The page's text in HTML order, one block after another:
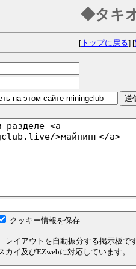
◆タキ
[トップに戻る] [
クッキー情報を保存
レイアウトを自動振分する掲示板で
イ及びEZwebに対応しています。